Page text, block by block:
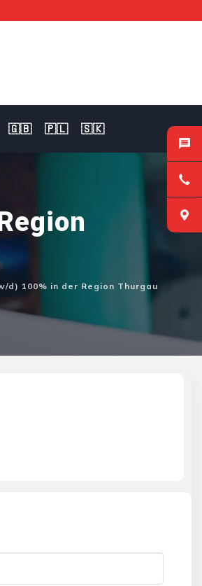
🇬🇧 🇵🇱 🇸🇰
d) 100% in der Region Thurgau